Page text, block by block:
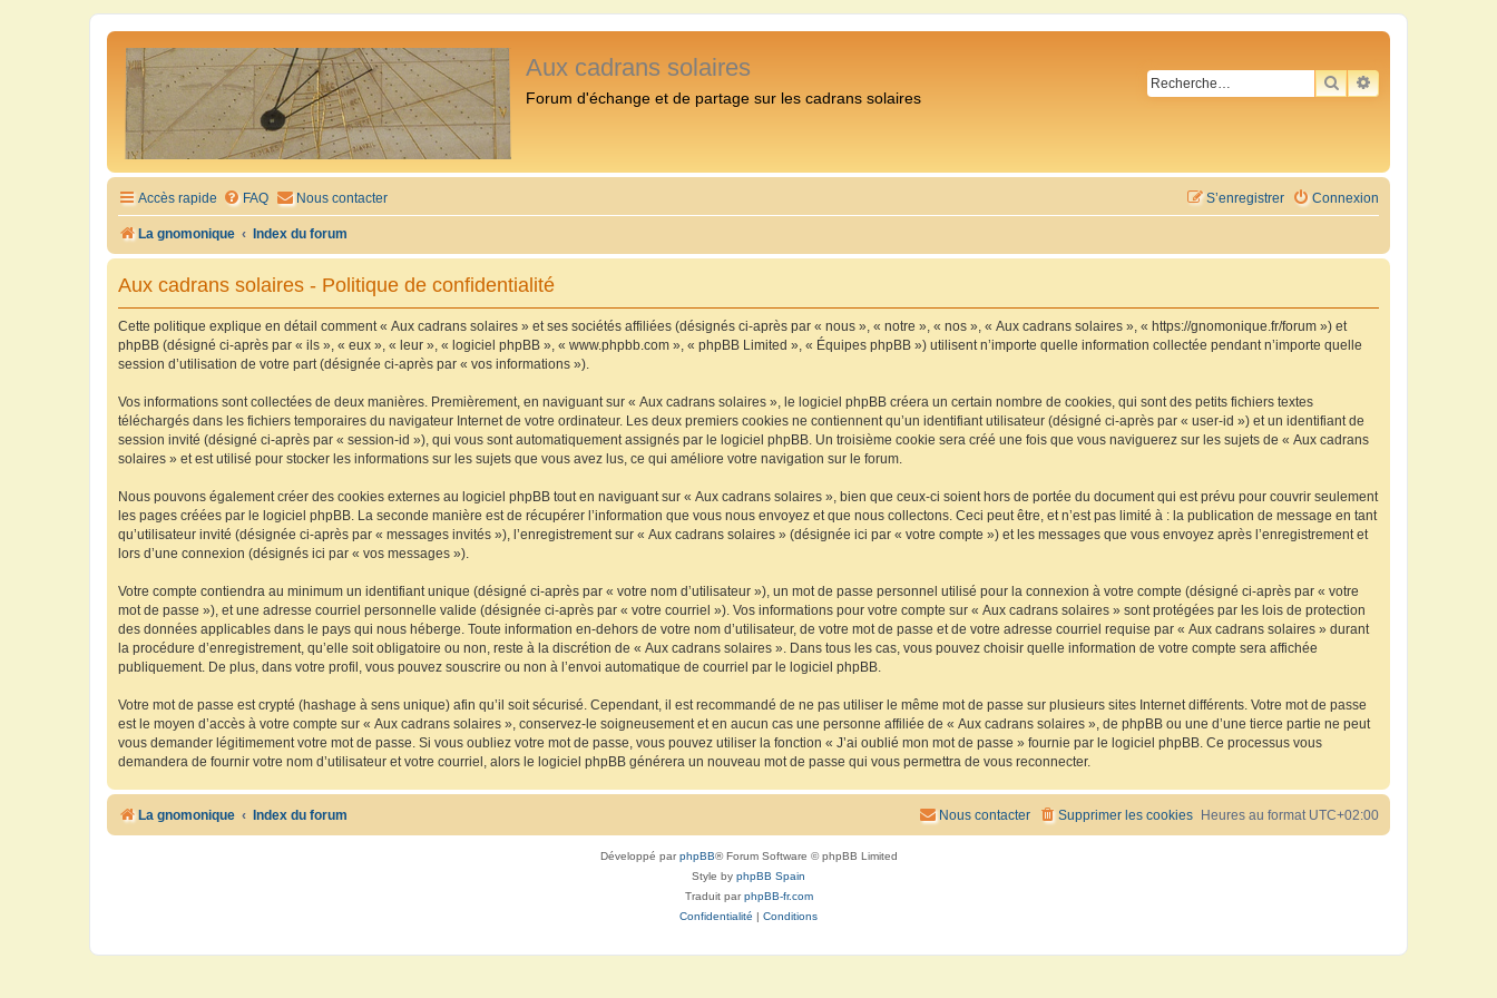
Aux cadrans solaires
Forum d'échange et de partage sur les cadrans solaires
RECHERCHER
RECHERCHE
Accès rapide FAQ Nous contacter Connexion
S’enregistrer
La gnomonique Index du forum
Aux cadrans solaires - Politique de confidentialité
Cette politique explique en détail comment « Aux cadrans solaires » et ses sociétés affiliées (désignés ci-après par « nous », « notre », « nos », « Aux cadrans solaires », « https://gnomonique.fr/forum ») et
phpBB (désigné ci-après par « ils », « eux », « leur », « logiciel phpBB », « www.phpbb.com », « phpBB Limited », « Équipes phpBB ») utilisent n’importe quelle information collectée pendant n’importe quelle
session d’utilisation de votre part (désignée ci-après par « vos informations »).
Vos informations sont collectées de deux manières. Premièrement, en naviguant sur « Aux cadrans solaires », le logiciel phpBB créera un certain nombre de cookies, qui sont des petits fichiers textes
téléchargés dans les fichiers temporaires du navigateur Internet de votre ordinateur. Les deux premiers cookies ne contiennent qu’un identifiant utilisateur (désigné ci-après par « user-id ») et un identifiant de
session invité (désigné ci-après par « session-id »), qui vous sont automatiquement assignés par le logiciel phpBB. Un troisième cookie sera créé une fois que vous naviguerez sur les sujets de « Aux cadrans
solaires » et est utilisé pour stocker les informations sur les sujets que vous avez lus, ce qui améliore votre navigation sur le forum.
Nous pouvons également créer des cookies externes au logiciel phpBB tout en naviguant sur « Aux cadrans solaires », bien que ceux-ci soient hors de portée du document qui est prévu pour couvrir seulement
les pages créées par le logiciel phpBB. La seconde manière est de récupérer l’information que vous nous envoyez et que nous collectons. Ceci peut être, et n’est pas limité à : la publication de message en tant
qu’utilisateur invité (désignée ci-après par « messages invités »), l’enregistrement sur « Aux cadrans solaires » (désignée ici par « votre compte ») et les messages que vous envoyez après l’enregistrement et
lors d’une connexion (désignés ici par « vos messages »).
Votre compte contiendra au minimum un identifiant unique (désigné ci-après par « votre nom d’utilisateur »), un mot de passe personnel utilisé pour la connexion à votre compte (désigné ci-après par « votre
mot de passe »), et une adresse courriel personnelle valide (désignée ci-après par « votre courriel »). Vos informations pour votre compte sur « Aux cadrans solaires » sont protégées par les lois de protection
des données applicables dans le pays qui nous héberge. Toute information en-dehors de votre nom d’utilisateur, de votre mot de passe et de votre adresse courriel requise par « Aux cadrans solaires » durant
la procédure d’enregistrement, qu’elle soit obligatoire ou non, reste à la discrétion de « Aux cadrans solaires ». Dans tous les cas, vous pouvez choisir quelle information de votre compte sera affichée
publiquement. De plus, dans votre profil, vous pouvez souscrire ou non à l’envoi automatique de courriel par le logiciel phpBB.
Votre mot de passe est crypté (hashage à sens unique) afin qu’il soit sécurisé. Cependant, il est recommandé de ne pas utiliser le même mot de passe sur plusieurs sites Internet différents. Votre mot de passe
est le moyen d’accès à votre compte sur « Aux cadrans solaires », conservez-le soigneusement et en aucun cas une personne affiliée de « Aux cadrans solaires », de phpBB ou une d’une tierce partie ne peut
vous demander légitimement votre mot de passe. Si vous oubliez votre mot de passe, vous pouvez utiliser la fonction « J’ai oublié mon mot de passe » fournie par le logiciel phpBB. Ce processus vous
demandera de fournir votre nom d’utilisateur et votre courriel, alors le logiciel phpBB générera un nouveau mot de passe qui vous permettra de vous reconnecter.
La gnomonique Index du forum Heures au format UTC+02:00
Supprimer les cookies
Nous contacter
Développé parphpBB® Forum Software © phpBB Limited
Style by phpBB Spain
Traduit parphpBB-fr.com
Confidentialité
Conditions